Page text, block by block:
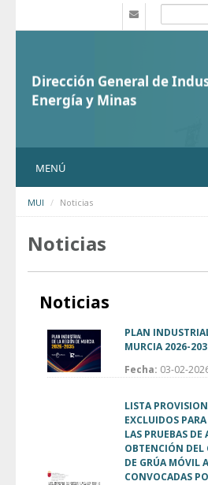
MENÚ
MUI Noticias
Noticias
Noticias
PLAN
MURCIA 2026-
Fecha: 03-02-
LISTA
EXCLUIDOS
LAS PRUEBAS
OBTENCIÓN DEL
DE GRÚA MÓVIL
CONVOCADAS